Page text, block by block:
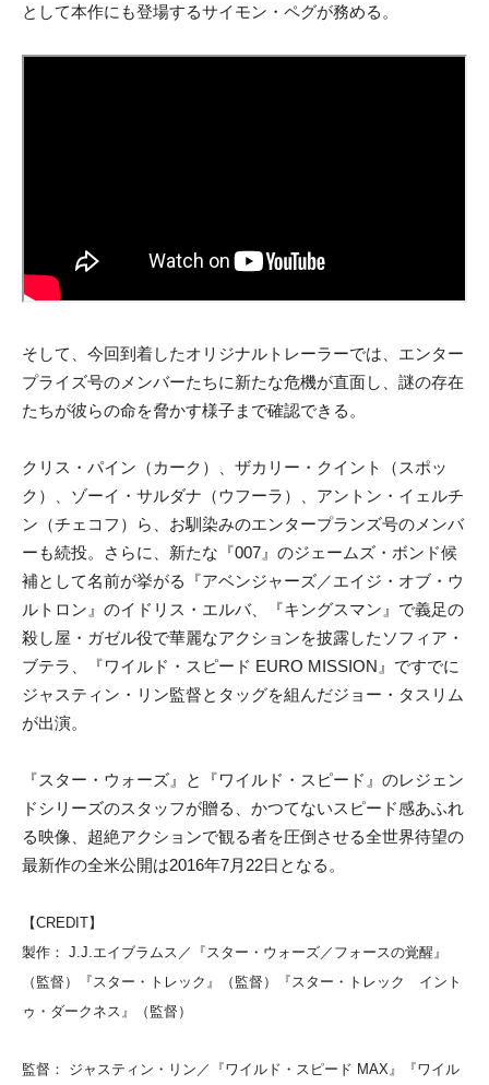
として本作にも登場するサイモン・ペグが務める。
そして、今回到着したオリジナルトレーラーでは、エンター
プライズ号のメンバーたちに新たな危機が直面し、謎の存在
たちが彼らの命を脅かす様子まで確認できる。
クリス・パイン（カーク）、ザカリー・クイント（スポッ
ク）、ゾーイ・サルダナ（ウフーラ）、アントン・イェルチ
ン（チェコフ）ら、お馴染みのエンタープランズ号のメンバ
ーも続投。さらに、新たな『007』のジェームズ・ボンド候
補として名前が挙がる『アベンジャーズ／エイジ・オブ・ウ
ルトロン』のイドリス・エルバ、『キングスマン』で義足の
殺し屋・ガゼル役で華麗なアクションを披露したソフィア・
ブテラ、『ワイルド・スピード EURO MISSION』ですでに
ジャスティン・リン監督とタッグを組んだジョー・タスリム
が出演。
『スター・ウォーズ』と『ワイルド・スピード』のレジェン
ドシリーズのスタッフが贈る、かつてないスピード感あふれ
る映像、超絶アクションで観る者を圧倒させる全世界待望の
最新作の全米公開は2016年7月22日となる。
【CREDIT】
製作： J.J.エイブラムス／『スター・ウォーズ／フォースの覚醒』
（監督）『スター・トレック』（監督）『スター・トレック イント
ゥ・ダークネス』（監督）
監督： ジャスティン・リン／『ワイルド・スピード MAX』『ワイル